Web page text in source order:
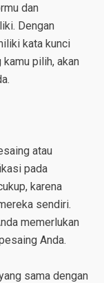
dan
Dengan
kata kunci
pilih, akan
atau
pada
karena
sendiri.
memerlukan
Anda.
sama dengan